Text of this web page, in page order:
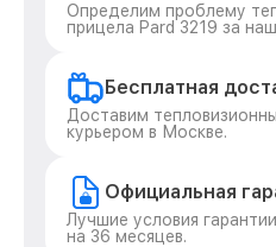
Определим проблему
прицела Pard 3219 за
Бесплатная
Доставим
курьером в Москве.
Официальная
Лучшие условия
на 36 месяцев.